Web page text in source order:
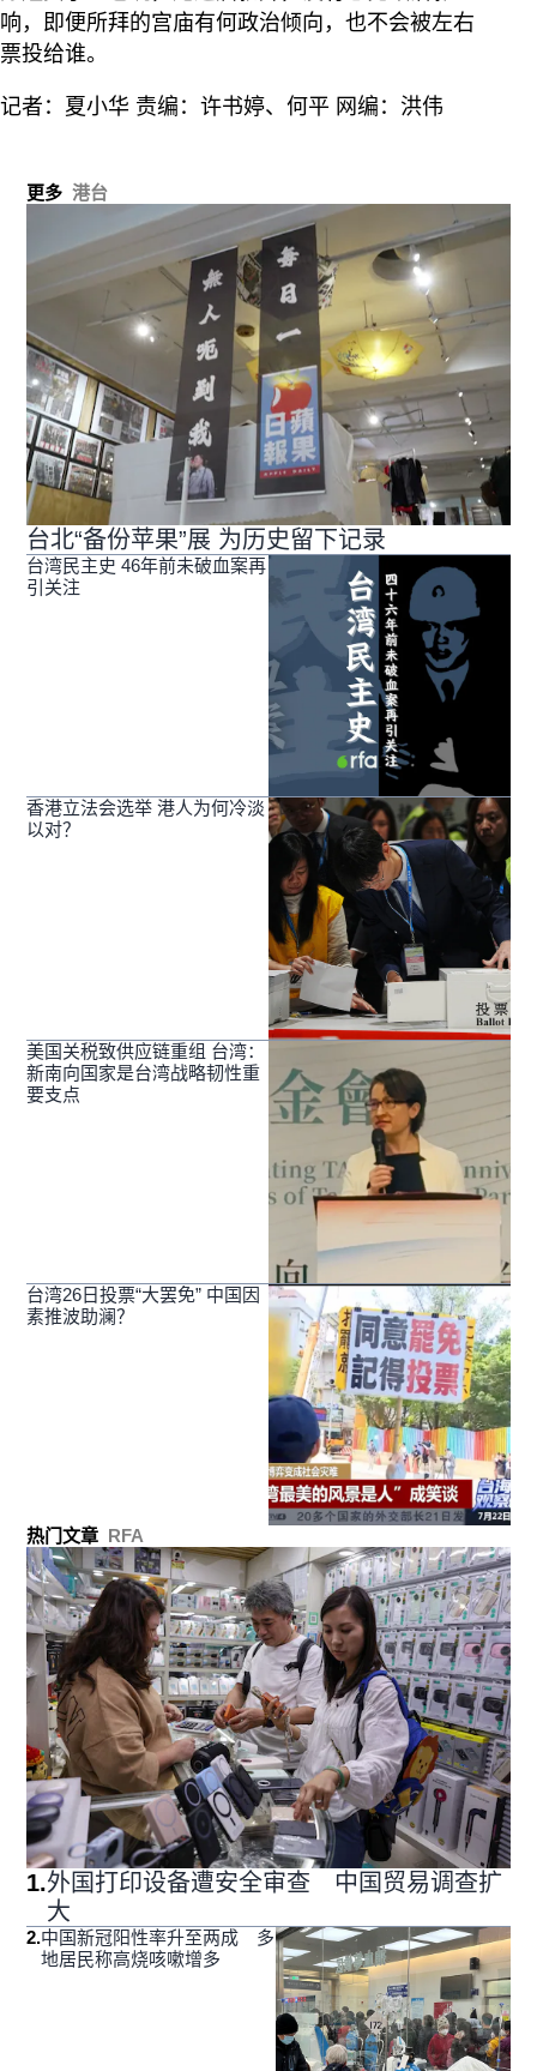
响，即便所拜的宫庙有何政治倾向，也不会被左右
票投给谁。
记者：夏小华 责编：许书婷、何平 网编：洪伟
更多 港台
台北“备份苹果”展 为历史留下记录
台湾民主史 46年前未破血案再
引关注
香港立法会选举 港人为何冷淡
以对？
美国关税致供应链重组 台湾：
新南向国家是台湾战略韧性重
要支点
台湾26日投票“大罢免” 中国因
素推波助澜？
热门文章 RFA
1.外国打印设备遭安全审查 中国贸易调查扩
大
2.中国新冠阳性率升至两成 多
地居民称高烧咳嗽增多